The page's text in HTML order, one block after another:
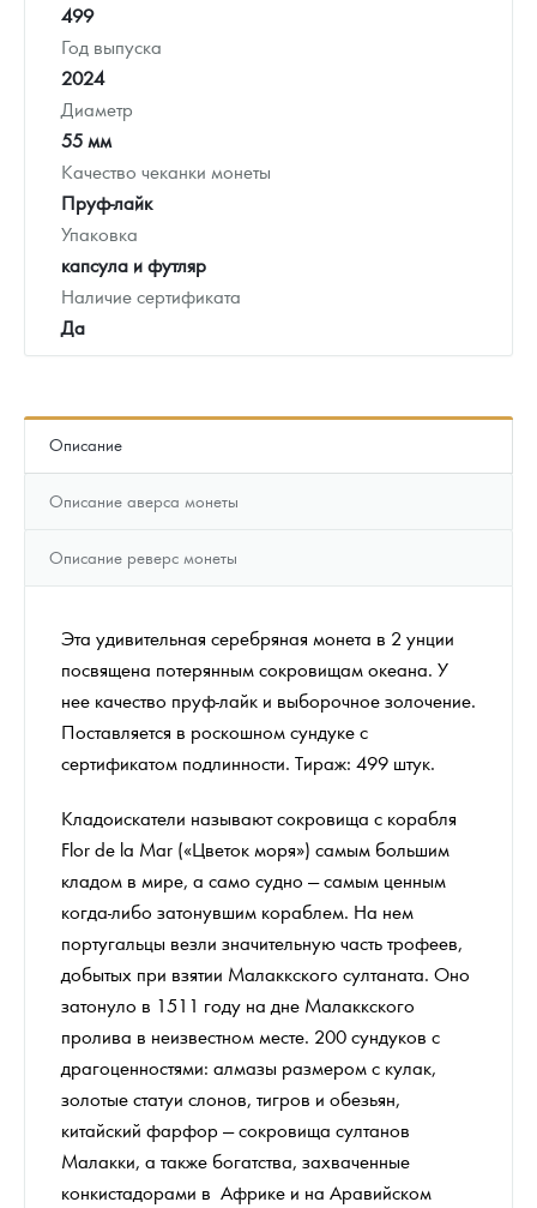
499
Год выпуска
2024
Диаметр
55 мм
Качество чеканки монеты
Пруф-лайк
Упаковка
капсула и футляр
Наличие сертификата
Да
Описание
Описание аверса монеты
Описание реверс монеты
Эта удивительная серебряная монета в 2 унции
посвящена потерянным сокровищам океана. У
нее качество пруф-лайк и выборочное золочение.
Поставляется в роскошном сундуке с
сертификатом подлинности. Тираж: 499 штук.
Кладоискатели называют сокровища с корабля
Flor de la Mar («Цветок моря») самым большим
кладом в мире, а само судно — самым ценным
когда-либо затонувшим кораблем. На нем
португальцы везли значительную часть трофеев,
добытых при взятии Малаккского султаната. Оно
затонуло в 1511 году на дне Малаккского
пролива в неизвестном месте. 200 сундуков с
драгоценностями: алмазы размером с кулак,
золотые статуи слонов, тигров и обезьян,
китайский фарфор — сокровища султанов
Малакки, а также богатства, захваченные
конкистадорами в Африке и на Аравийском